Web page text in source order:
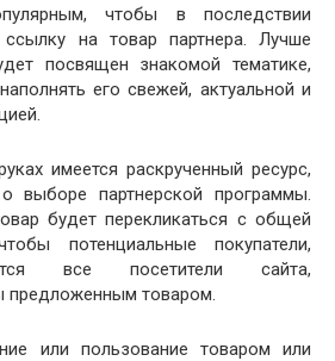
чтобы в последствии
на товар партнера. Лучше
посвящен знакомой тематике,
его свежей, актуальной и
имеется раскрученный ресурс,
выборе партнерской программы.
будет перекликаться с общей
потенциальные покупатели,
все посетители сайта,
предложенным товаром.
или пользование товаром или